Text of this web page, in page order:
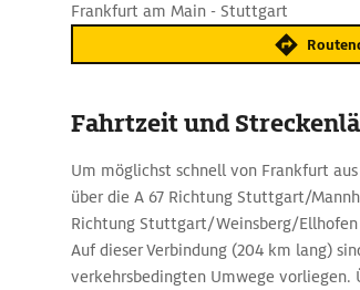
Frankfurt am Main - Stuttgart
Fahrtzeit und
Um möglichst schnell von Frankfurt
über die A 67 Richtung Stuttgart/
Richtung Stuttgart/Weinsberg/
Auf dieser Verbindung (204 km lang)
verkehrsbedingten Umwege vorliegen.